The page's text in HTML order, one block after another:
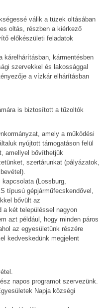
válik a tüzek oltásában
oltás, részben a kiérkező
előkészületi feladatok
kárelhárításban, kármentésben
szervekkel és lakossággal
a vízkár elhárításban
is biztosított a tűzoltók
amely a működési
nyújtott támogatáson felül
amellyel bővíthetjük
szertárunkat (pályázatok,
(Lossburg,
típusú gépjárműfecskendővel,
bővült az
a két településsel nagyon
azt például, hogy minden páros
az egyesületünk részére
kedveskedünk megjelent
napos programot szervezünk.
Napja községi